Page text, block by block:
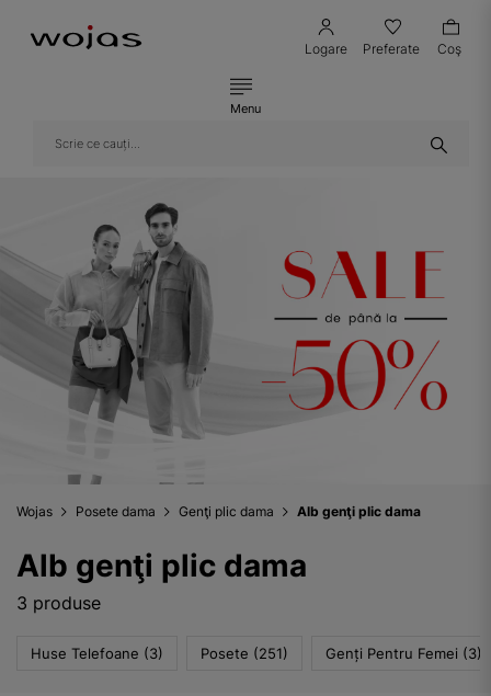
Logare Preferate Coş
Menu
Wojas Posete dama Genţi plic dama Alb genţi plic dama
Alb genţi plic dama
3 produse
Huse Telefoane (3) Posete (251) Genți Pentru Femei (3)